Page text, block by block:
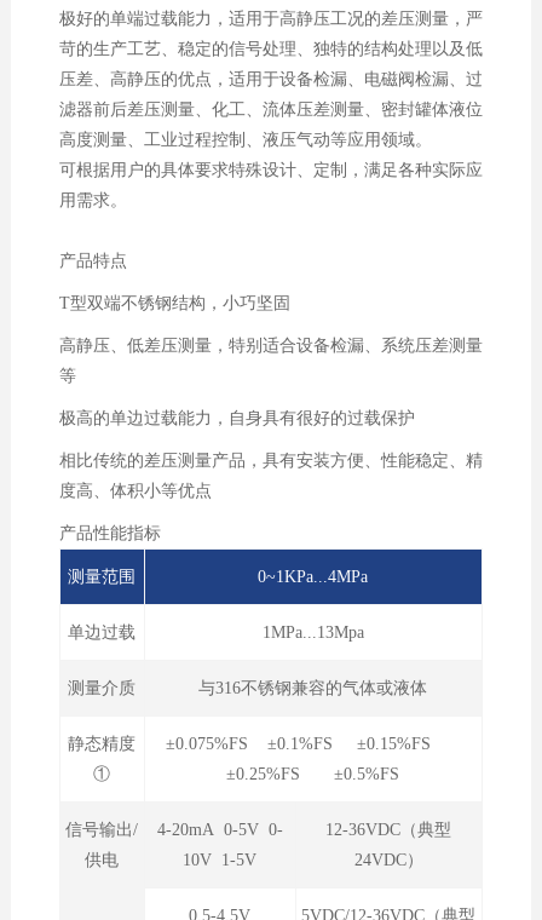
极好的单端过载能力，适用于高静压工况的差压测量，严
苛的生产工艺、稳定的信号处理、独特的结构处理以及低
压差、高静压的优点，适用于设备检漏、电磁阀检漏、过
滤器前后差压测量、化工、流体压差测量、密封罐体液位
高度测量、工业过程控制、液压气动等应用领域。
可根据用户的具体要求特殊设计、定制，满足各种实际应
用需求。
产品特点
T型双端不锈钢结构，小巧坚固
高静压、低差压测量，特别适合设备检漏、系统压差测量
等
极高的单边过载能力，自身具有很好的过载保护
相比传统的差压测量产品，具有安装方便、性能稳定、精
度高、体积小等优点
产品性能指标
测量范围 0~1KPa...4MPa
单边过载 1MPa...13Mpa
测量介质 与316不锈钢兼容的气体或液体
静态精度
①
±0.075%FS ±0.1%FS ±0.15%FS
±0.25%FS ±0.5%FS
信号输出/
供电
4-20mA 0-5V 0-
10V 1-5V
12-36VDC（典型
24VDC）
0.5-4.5V
5VDC/12-36VDC（典型